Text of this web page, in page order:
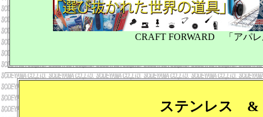
CRAFT FORWARD 「アパ
ステンレス